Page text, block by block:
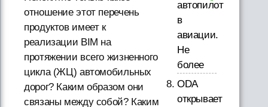
отношение этот перечень
продуктов имеет к
реализации BIM на
протяжении всего жизненного
цикла (ЖЦ) автомобильных
дорог? Каким образом они
связаны между собой? Каким
автопилот
в
авиации.
Не
более
ODA
открывает